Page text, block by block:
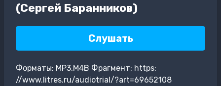
(Сергей Баранников)
Слушать
Форматы: MP3,M4B Фрагмент: https:
//www.litres.ru/audiotrial/?art=69652108